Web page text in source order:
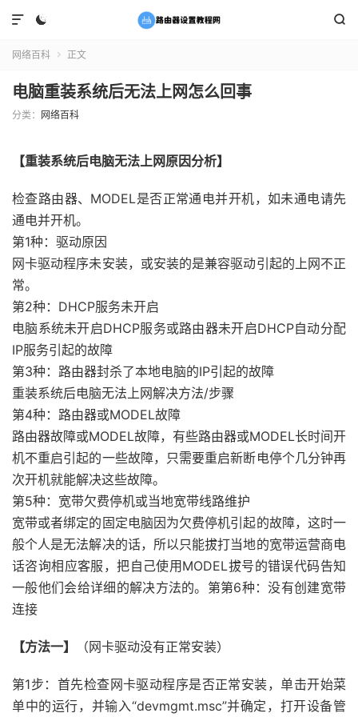
 

网络百科  正文
电脑重装系统后无法上网怎么回事
分类： 网络百科
【重装系统后电脑无法上网原因分析】
检查路由器、MODEL是否正常通电并开机，如未通电请先
通电并开机。
第1种：驱动原因
网卡驱动程序未安装，或安装的是兼容驱动引起的上网不正
常。
第2种：DHCP服务未开启
电脑系统未开启DHCP服务或路由器未开启DHCP自动分配
IP服务引起的故障
第3种：路由器封杀了本地电脑的IP引起的故障
重装系统后电脑无法上网解决方法/步骤
第4种：路由器或MODEL故障
路由器故障或MODEL故障，有些路由器或MODEL长时间开
机不重启引起的一些故障，只需要重启新断电停个几分钟再
次开机就能解决这些故障。
第5种：宽带欠费停机或当地宽带线路维护
宽带或者绑定的固定电脑因为欠费停机引起的故障，这时一
般个人是无法解决的话，所以只能拔打当地的宽带运营商电
话咨询相应客服，把自己使用MODEL拔号的错误代码告知
一般他们会给详细的解决方法的。第第6种：没有创建宽带
连接
【方法一】 （网卡驱动没有正常安装）
第1步：首先检查网卡驱动程序是否正常安装，单击开始菜
单中的运行，并输入“devmgmt.msc”并确定，打开设备管